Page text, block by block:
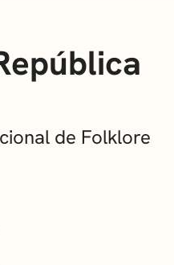
de Folklore